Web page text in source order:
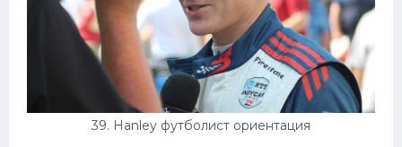
39. Hanley футболист ориентация